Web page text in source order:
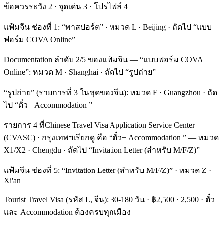
ข้อควรระวัง 2 · จุดเด่น 3 · โปรไฟล์ 4
แฟ้มจีน ช่องที่ 1: “พาสปอร์ต” · หมวด L · Beijing · ถัดไป “แบบ
ฟอร์ม COVA Online”
Documentation ลำดับ 2/5 ของแฟ้มจีน — “แบบฟอร์ม COVA
Online”: หมวด M · Shanghai · ถัดไป “รูปถ่าย”
“รูปถ่าย” (รายการที่ 3 ในชุดของจีน): หมวด F · Guangzhou · ถัด
ไป “ตั๋ว+ Accommodation ”
รายการ 4 ที่Chinese Travel Visa Application Service Center
(CVASC) · กรุงเทพฯเรียกดู คือ “ตั๋ว+ Accommodation ” — หมวด
X1/X2 · Chengdu · ถัดไป “Invitation Letter (สำหรับ M/F/Z)”
แฟ้มจีน ช่องที่ 5: “Invitation Letter (สำหรับ M/F/Z)” · หมวด Z ·
Xi'an
Tourist Travel Visa (รหัส L, จีน): 30-180 วัน · ฿2,500 · 2,500 · ตั๋ว
และ Accommodation ต้องครบทุกเมือง